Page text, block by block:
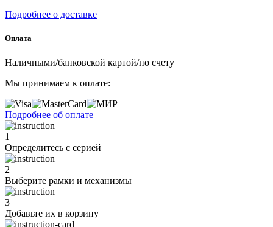
Подробнее о доставке
Оплата
Наличными/банковской картой/по счету
Мы принимаем к оплате:
Подробнее об оплате
1
Определитесь с серией
2
Выберите рамки и механизмы
3
Добавьте их в корзину